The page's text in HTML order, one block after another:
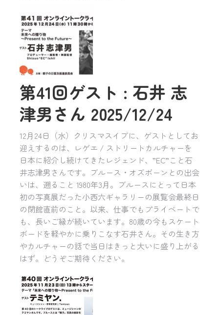
第41回ゲスト : 石井 志
津男さん 2025/12/24
12月24日（水）クリスマスイブに、ゲストとしてお
迎えするのは、レゲエ / ストリートカルチャーを
日本に紹介し続けてきたレジェンド、”EC”こと石
井志津男さんです。ブルース・オズボーンとの出会
いは、遡ること 1980年3月。ブルースにとって日本
初の写真展だった小西六ギャラリーの展覧会最終日
の閉館直前のこと。以来、仕事でもプライベートで
も、長いご縁が続いています。80歳の今もスケート
ボードを軽やかに乗りこなす石井さん。その生き方
やカルチャーの話で当日はきっと大いに盛り上がる
はず。どうぞご期待ください。